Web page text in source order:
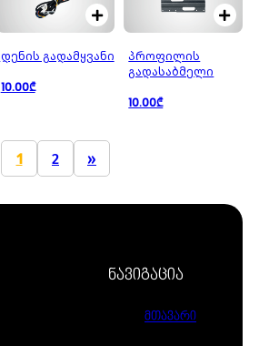
დენის გადამყვანი
10.00₾
პროფილის
გადასაბმელი
10.00₾
1 2 »
ნავიგაცია
მთავარი